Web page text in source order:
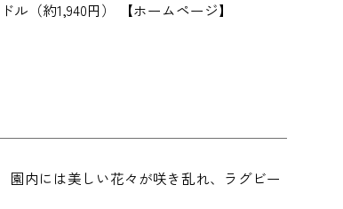
（約1,940円） 【ホームページ】
園内には美しい花々が咲き乱れ、ラグビー